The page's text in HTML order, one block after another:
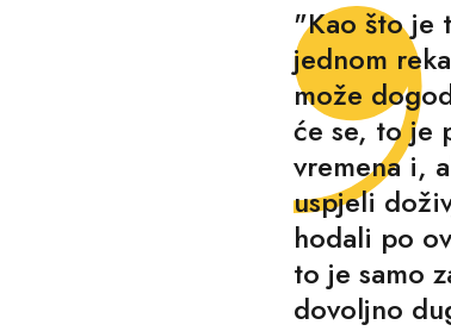
"Kao što je
jednom
može
će se, to je
vremena i,
uspjeli
hodali po
to je samo
dovoljno